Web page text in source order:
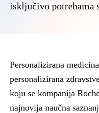
isključivo potrebama
Personalizirana
personalizirana
koju se kompanija
najnovija naučna